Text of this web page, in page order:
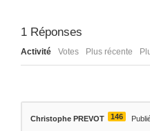
1 Réponses
Activité Votes Plus récente
Christophe PREVOT 146